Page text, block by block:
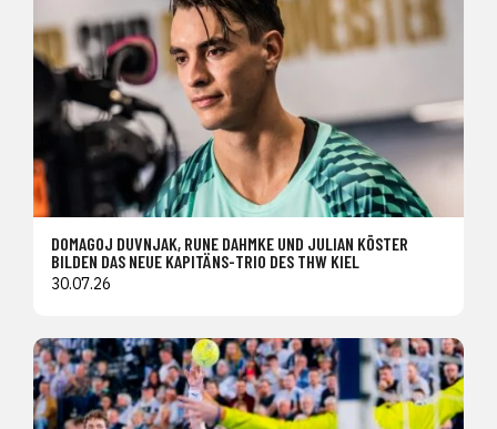
DOMAGOJ DUVNJAK, RUNE DAHMKE UND JULIAN KÖSTER
BILDEN DAS NEUE KAPITÄNS-TRIO DES THW KIEL
30.07.26